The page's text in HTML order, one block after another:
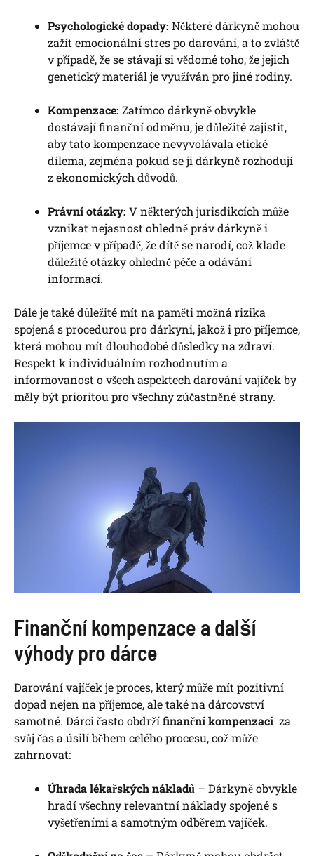
Psychologické dopady: ⁣Některé ⁣dárkyně mohou
zažít emocionální stres‍ po darování, a to zvláště‍
v případě, že se stávají si vědomé toho, že jejich⁣
genetický materiál je využíván pro‌ jiné rodiny.
Kompenzace: Zatímco ⁣dárkyně⁣ obvykle
‌dostávají finanční‌ odměnu, je​ důležité zajistit,
aby tato kompenzace nevyvolávala⁢ etické
dilema, ​zejména pokud se ji dárkyně rozhodují
z​ ekonomických⁤ důvodů.
Právní ​otázky: V⁤ některých jurisdikcích může
vznikat nejasnost ohledně ‍práv⁢ dárkyně i
⁤příjemce ⁤v případě, že dítě se narodí, což klade
důležité otázky ‌ohledně péče a odávání
informací.
Dále⁣ je také důležité mít na paměti možná rizika⁢
spojená s‌ procedurou pro dárkyni, ⁤jakož i pro příjemce,
která mohou mít dlouhodobé důsledky na zdraví.
Respekt k​ individuálním rozhodnutím a
informovanost ⁣o všech aspektech darování ‌vajíček by
měly být ‌prioritou pro‍ všechny zúčastněné strany.
Finanční ⁣kompenzace a další
výhody pro dárce
Darování vajíček⁢ je proces, který může mít pozitivní‌
dopad nejen na příjemce,‌ ale také na dárcovství
samotné. ⁤Dárci často obdržífinanční kompenzaci ⁢ za
svůj‍ čas a úsilí během celého procesu, což může
zahrnovat:
Úhrada lékařských ⁢nákladů – Dárkyně obvykle
hradí všechny relevantní náklady spojené s‍
vyšetřeními a samotným odběrem vajíček.